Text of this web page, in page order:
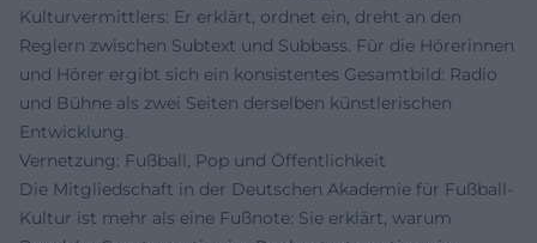
Kulturvermittlers: Er erklärt, ordnet ein, dreht an den
Reglern zwischen Subtext und Subbass. Für die Hörerinnen
und Hörer ergibt sich ein konsistentes Gesamtbild: Radio
und Bühne als zwei Seiten derselben künstlerischen
Entwicklung.
Vernetzung: Fußball, Pop und Öffentlichkeit
Die Mitgliedschaft in der Deutschen Akademie für Fußball-
Kultur ist mehr als eine Fußnote: Sie erklärt, warum